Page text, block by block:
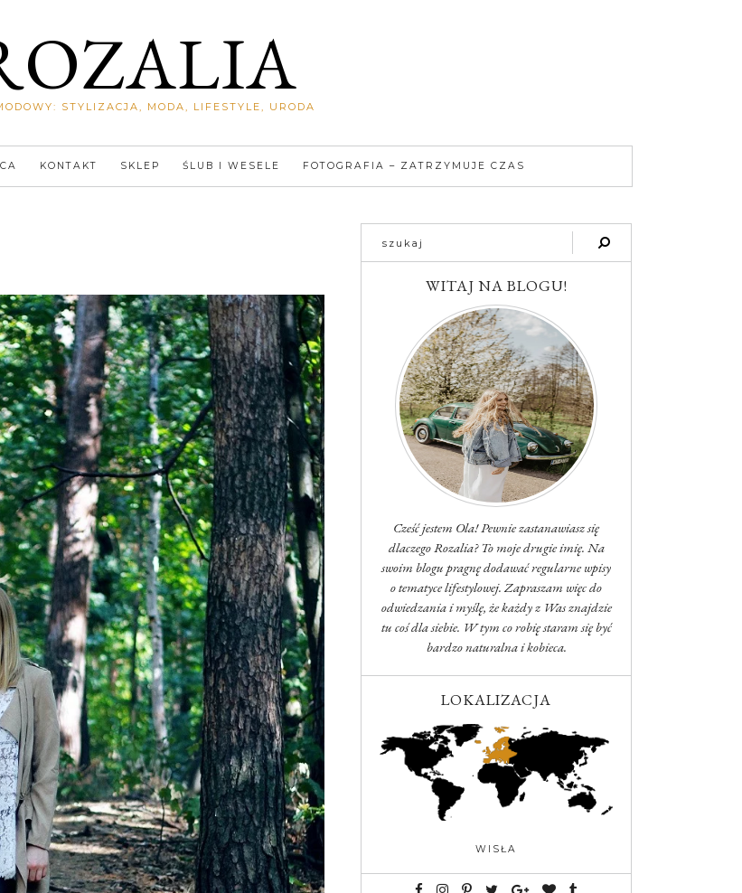
STYLIZACJA, MODA, LIFESTYLE, URODA
KONTAKT SKLEP ŚLUB I WESELE FOTOGRAFIA – ZATRZYMUJE CZAS
WITAJ NA BLOGU!
Cześć jestem Ola! Pewnie zastanawiasz się
dlaczego Rozalia? To moje drugie imię. Na
swoim blogu pragnę dodawać regularne wpisy
o tematyce lifestylowej. Zapraszam więc do
odwiedzania i myślę, że każdy z Was znajdzie
tu coś dla siebie. W tym co robię staram się być
bardzo naturalna i kobieca.
LOKALIZACJA
WISŁA